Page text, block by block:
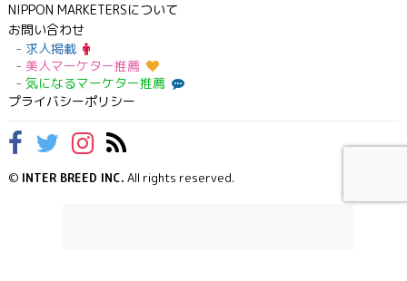
NIPPON MARKETERSについて
お問い合わせ
求人掲載
美人マーケター推薦
気になるマーケター推薦
プライバシーポリシー
© INTER BREED INC. All rights reserved.